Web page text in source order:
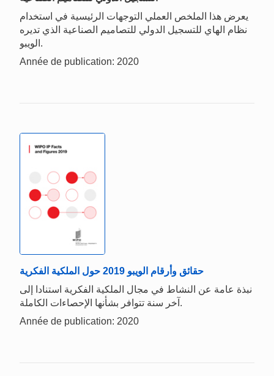
يعرض هذا الملخص العملي التوجهات الرئيسية في استخدام
نظام الهاي للتسجيل الدولي للتصاميم الصناعية الذي تديره
الويبو.
Année de publication: 2020
حقائق وأرقام الويبو 2019 حول الملكية الفكرية
نبذة عامة عن النشاط في مجال الملكية الفكرية استنادا إلى
آخر سنة تتوافر بشأنها الإحصاءات الكاملة.
Année de publication: 2020